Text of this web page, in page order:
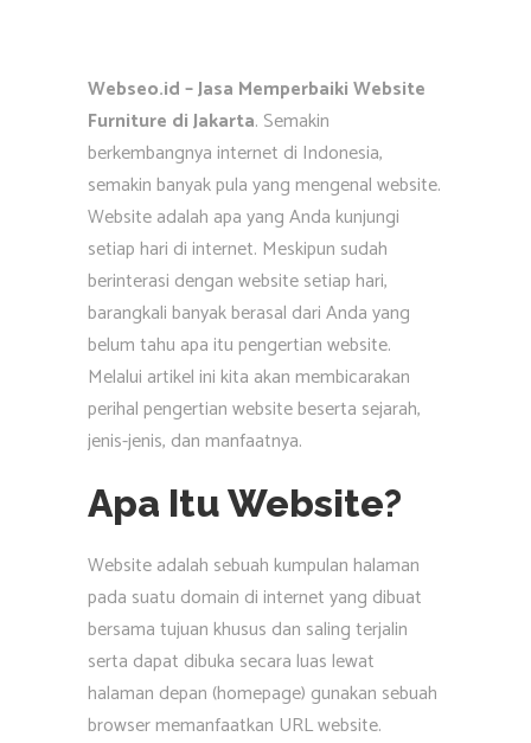
Webseo.id – Jasa Memperbaiki Website
Furniture di Jakarta. Semakin
berkembangnya internet di Indonesia,
semakin banyak pula yang mengenal website.
Website adalah apa yang Anda kunjungi
setiap hari di internet. Meskipun sudah
berinterasi dengan website setiap hari,
barangkali banyak berasal dari Anda yang
belum tahu apa itu pengertian website.
Melalui artikel ini kita akan membicarakan
perihal pengertian website beserta sejarah,
jenis-jenis, dan manfaatnya.
Apa Itu Website?
Website adalah sebuah kumpulan halaman
pada suatu domain di internet yang dibuat
bersama tujuan khusus dan saling terjalin
serta dapat dibuka secara luas lewat
halaman depan (homepage) gunakan sebuah
browser memanfaatkan URL website.